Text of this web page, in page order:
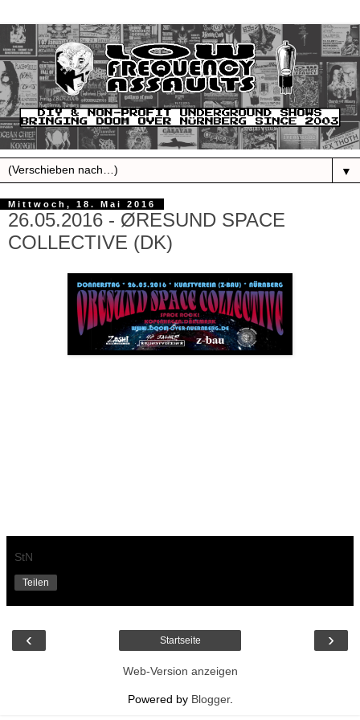
▼
Mittwoch, 18. Mai 2016
26.05.2016 - ØRESUND SPACE
COLLECTIVE (DK)
StN
Teilen
‹ ›
Startseite
Web-Version anzeigen
Powered by Blogger.